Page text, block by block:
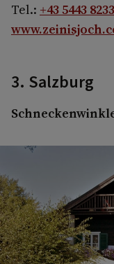
Tel.: +43 5443 8233
3. Salzburg